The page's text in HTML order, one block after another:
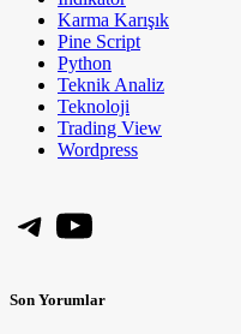
Karma Karışık
Pine Script
Python
Teknik Analiz
Teknoloji
Trading View
Wordpress
Telegram
YouTube
Son Yorumlar